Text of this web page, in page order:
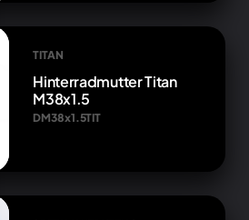
TITAN
Hinterradmutter Titan
M38x1.5
DM38x1.5TIT